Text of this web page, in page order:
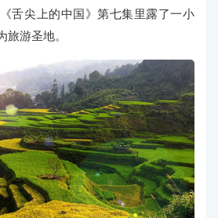
舌尖上的中国》第七集里露了一小
旅游圣地。